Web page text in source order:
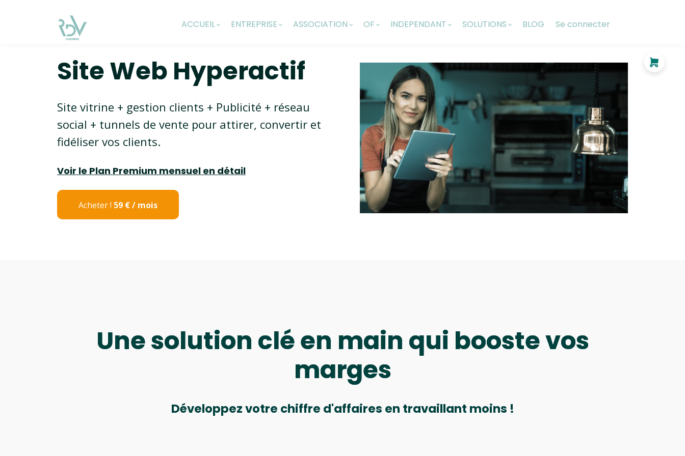
ACCUEIL ENTREPRISE ASSOCIATION OF INDEPENDANT SOLUTIONS BLOG Se connecter
Site Web Hyperactif
Site vitrine + gestion clients + Publicité + réseau
social + tunnels de vente pour attirer, convertir et
fidéliser vos clients.
Voir le Plan Premium mensuel en détail
Acheter ! 59 € / mois
Une solution clé en main qui booste vos
marges
Développez votre chiffre d'affaires en travaillant moins !